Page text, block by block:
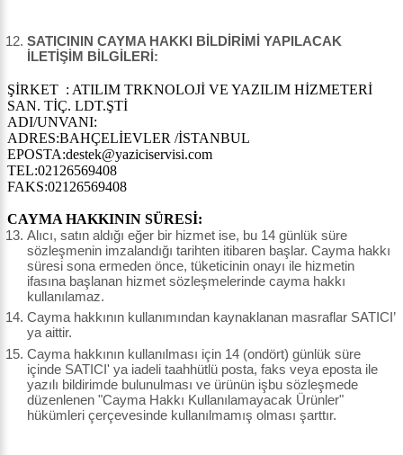
SATICININ CAYMA HAKKI BİLDİRİMİ YAPILACAK
İLETİŞİM BİLGİLERİ:
ŞİRKET : ATILIM TRKNOLOJİ VE YAZILIM HİZMETERİ
SAN. TİÇ. LDT.ŞTİ
ADI/UNVANI:
ADRES:BAHÇELİEVLER /İSTANBUL
EPOSTA:destek@yaziciservisi.com
TEL:02126569408
FAKS:02126569408
CAYMA HAKKININ SÜRESİ:
Alıcı, satın aldığı eğer bir hizmet ise, bu 14 günlük süre
sözleşmenin imzalandığı tarihten itibaren başlar. Cayma hakkı
süresi sona ermeden önce, tüketicinin onayı ile hizmetin
ifasına başlanan hizmet sözleşmelerinde cayma hakkı
kullanılamaz.
Cayma hakkının kullanımından kaynaklanan masraflar SATICI’
ya aittir.
Cayma hakkının kullanılması için 14 (ondört) günlük süre
içinde SATICI' ya iadeli taahhütlü posta, faks veya eposta ile
yazılı bildirimde bulunulması ve ürünün işbu sözleşmede
düzenlenen "Cayma Hakkı Kullanılamayacak Ürünler"
hükümleri çerçevesinde kullanılmamış olması şarttır.